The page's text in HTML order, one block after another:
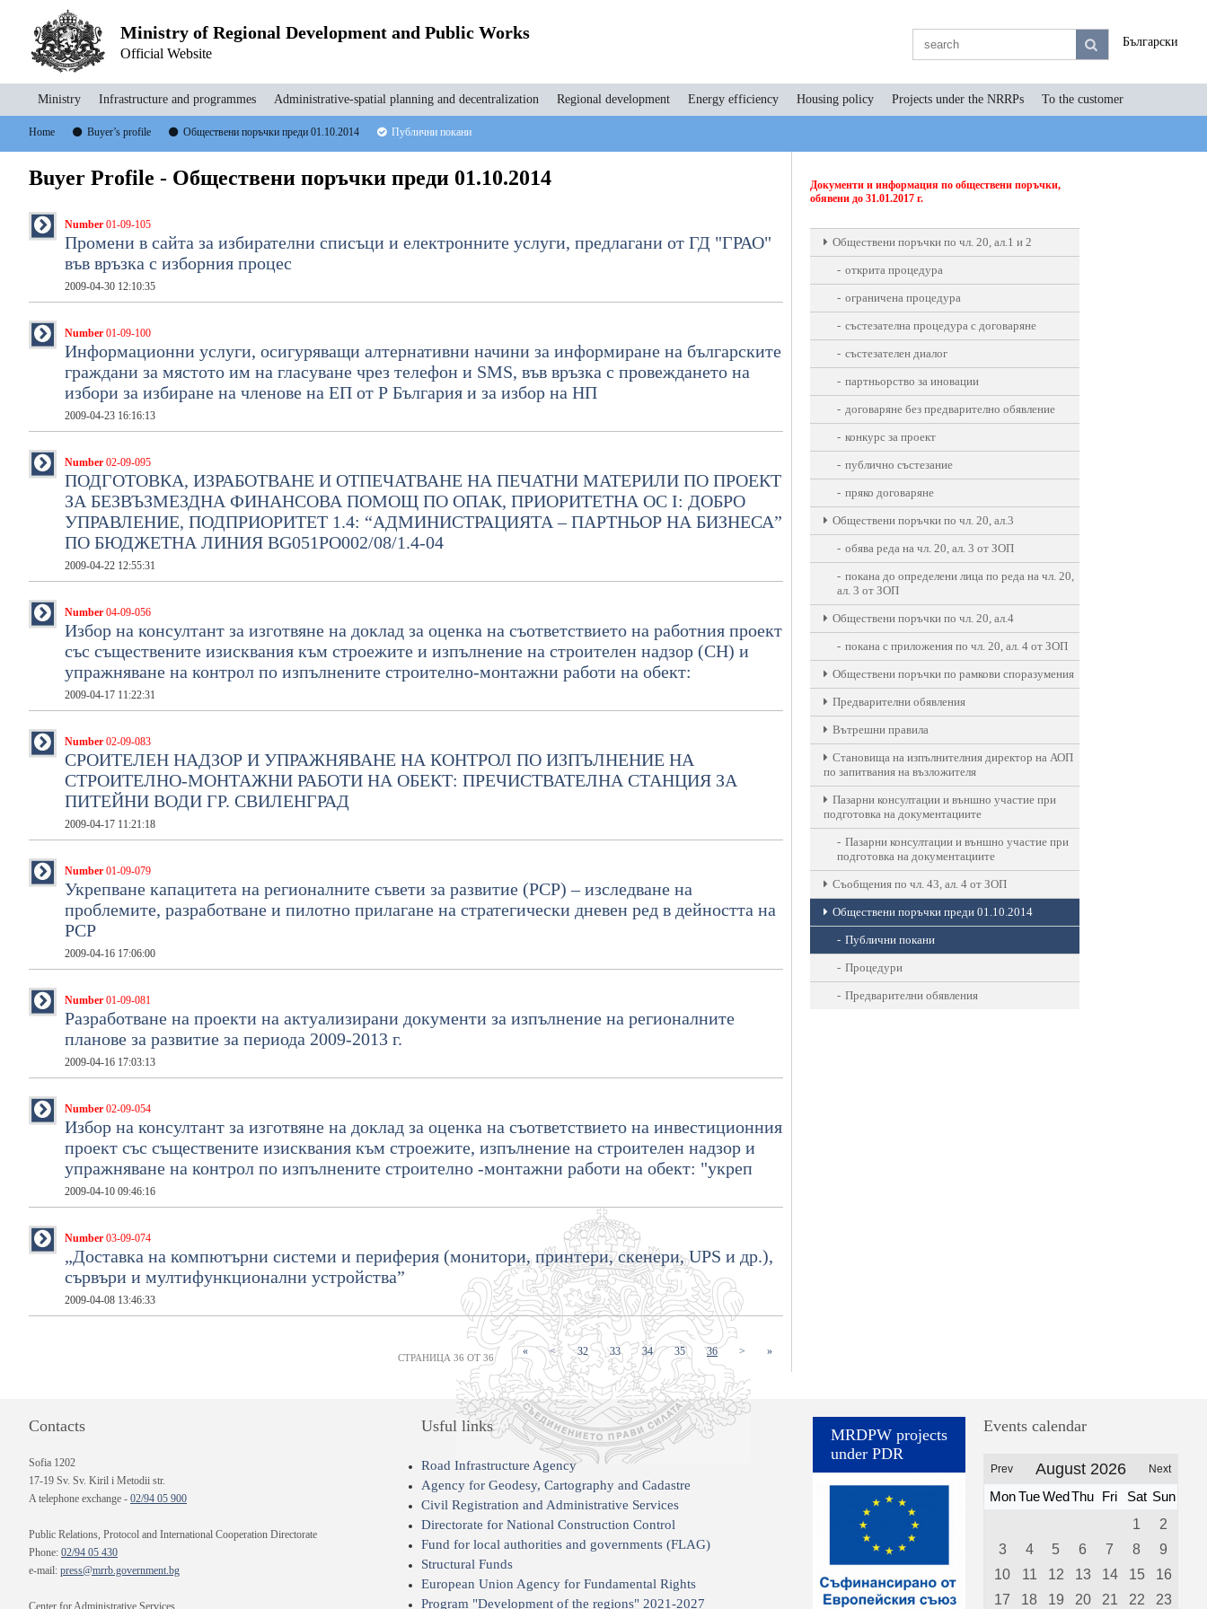
Ministry of Regional Development and Public Works
Official Website
Български
Ministry Infrastructure and programmes Administrative-spatial planning and decentralization Regional development Energy efficiency Housing policy Projects under the NRRPs To the customer
Home Buyer’s profile Обществени поръчки преди 01.10.2014 Публични покани
Buyer Profile - Обществени поръчки преди 01.10.2014
Number 01-09-105
Промени в сайта за избирателни списъци и електронните услуги, предлагани от ГД "ГРАО"
във връзка с изборния процес
2009-04-30 12:10:35
Number 01-09-100
Информационни услуги, осигуряващи алтернативни начини за информиране на българските
граждани за мястото им на гласуване чрез телефон и SMS, във връзка с провеждането на
избори за избиране на членове на EП от Р България и за избор на НП
2009-04-23 16:16:13
Number 02-09-095
ПОДГОТОВКА, ИЗРАБОТВАНЕ И ОТПЕЧАТВАНЕ НА ПЕЧАТНИ МАТЕРИЛИ ПО ПРОЕКТ
ЗА БЕЗВЪЗМЕЗДНА ФИНАНСОВА ПОМОЩ ПО ОПАК, ПРИОРИТЕТНА ОС I: ДОБРО
УПРАВЛЕНИЕ, ПОДПРИОРИТЕТ 1.4: “АДМИНИСТРАЦИЯТА – ПАРТНЬОР НА БИЗНЕСА”
ПО БЮДЖЕТНА ЛИНИЯ BG051PO002/08/1.4-04
2009-04-22 12:55:31
Number 04-09-056
Избор на консултант за изготвяне на доклад за оценка на съответствието на работния проект
със съществените изисквания към строежите и изпълнение на строителен надзор (СН) и
упражняване на контрол по изпълнените строително-монтажни работи на обект:
2009-04-17 11:22:31
Number 02-09-083
СРОИТЕЛЕН НАДЗОР И УПРАЖНЯВАНЕ НА КОНТРОЛ ПО ИЗПЪЛНЕНИЕ НА
СТРОИТЕЛНО-МОНТАЖНИ РАБОТИ НА ОБЕКТ: ПРЕЧИСТВАТЕЛНА СТАНЦИЯ ЗА
ПИТЕЙНИ ВОДИ ГР. СВИЛЕНГРАД
2009-04-17 11:21:18
Number 01-09-079
Укрепване капацитета на регионалните съвети за развитие (РСР) – изследване на
проблемите, разработване и пилотно прилагане на стратегически дневен ред в дейността на
РСР
2009-04-16 17:06:00
Number 01-09-081
Разработване на проекти на актуализирани документи за изпълнение на регионалните
планове за развитие за периода 2009-2013 г.
2009-04-16 17:03:13
Number 02-09-054
Избор на консултант за изготвяне на доклад за оценка на съответствието на инвестиционния
проект със съществените изисквания към строежите, изпълнение на строителен надзор и
упражняване на контрол по изпълнените строително -монтажни работи на обект: "укреп
2009-04-10 09:46:16
Number 03-09-074
„Доставка на компютърни системи и периферия (монитори, принтери, скенери, UPS и др.),
сървъри и мултифункционални устройства”
2009-04-08 13:46:33
« < 32(current)
33(current)
34(current)
35(current)
36(current)
> »
СТРАНИЦА 36 ОТ 36
Документи и информация по обществени поръчки,
обявени до 31.01.2017 г.
Oбществени поръчки по чл. 20, ал.1 и 2
открита процедура
ограничена процедура
състезателна процедура с договаряне
състезателен диалог
партньорство за иновации
договаряне без предварително обявление
конкурс за проект
публично състезание
пряко договаряне
Oбществени поръчки по чл. 20, ал.3
обява реда на чл. 20, ал. 3 от ЗОП
покана до определени лица по реда на чл. 20,
ал. 3 от ЗОП
Oбществени поръчки по чл. 20, ал.4
покана с приложения по чл. 20, ал. 4 от ЗОП
Обществени поръчки по рамкови споразумения
Предварителни обявления
Вътрешни правила
Становища на изпълнителния директор на АОП
по запитвания на възложителя
Пазарни консултации и външно участие при
подготовка на документациите
Пазарни консултации и външно участие при
подготовка на документациите
Съобщения по чл. 43, ал. 4 от ЗОП
Обществени поръчки преди 01.10.2014
Публични покани
Процедури
Предварителни обявления
Contacts
Sofia 1202
17-19 Sv. Sv. Kiril i Metodii str.
A telephone exchange - 02/94 05 900
Public Relations, Protocol and International Cooperation Directorate
Phone: 02/94 05 430
e-mail: press@mrrb.government.bg
Center for Administrative Services
Usful links
Road Infrastructure Agency
Agency for Geodesy, Cartography and Cadastre
Civil Registration and Administrative Services
Directorate for National Construction Control
Fund for local authorities and governments (FLAG)
Structural Funds
European Union Agency for Fundamental Rights
Program "Development of the regions" 2021-2027
MRDPW projects
under PDR
Events calendar
Prev August 2026 Next
Mon TueWedThu Fri Sat Sun
1
2
3
4 5 6 7 8
9
10
11 12 13 14 15
16
17
18 19 20 21 22 23